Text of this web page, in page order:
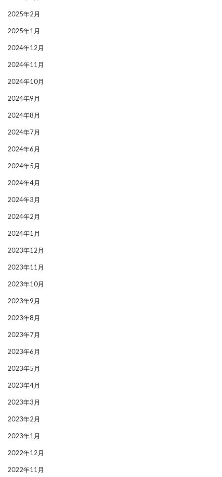
2025年2月
2025年1月
2024年12月
2024年11月
2024年10月
2024年9月
2024年8月
2024年7月
2024年6月
2024年5月
2024年4月
2024年3月
2024年2月
2024年1月
2023年12月
2023年11月
2023年10月
2023年9月
2023年8月
2023年7月
2023年6月
2023年5月
2023年4月
2023年3月
2023年2月
2023年1月
2022年12月
2022年11月